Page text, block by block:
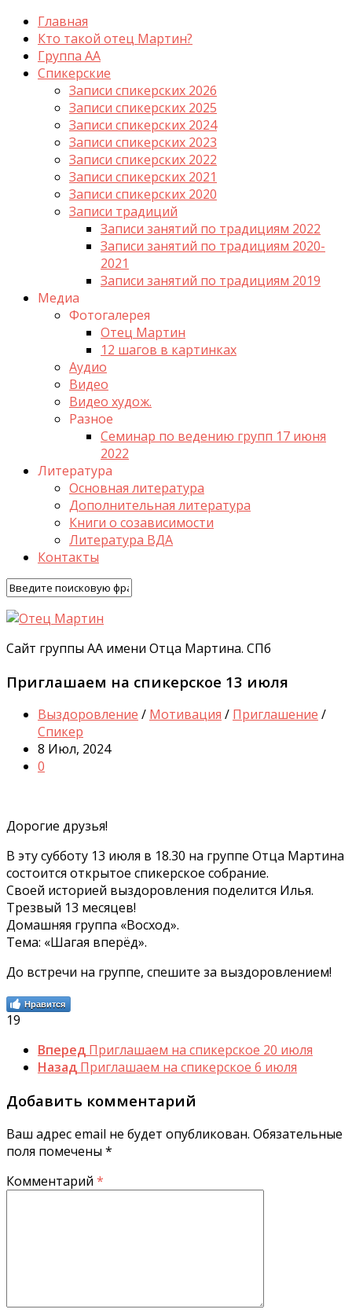
Главная
Кто такой отец Мартин?
Группа АА
Спикерские
Записи спикерских 2026
Записи спикерских 2025
Записи спикерских 2024
Записи спикерских 2023
Записи спикерских 2022
Записи спикерских 2021
Записи спикерских 2020
Записи традиций
Записи занятий по традициям 2022
Записи занятий по традициям 2020-
2021
Записи занятий по традициям 2019
Медиа
Фотогалерея
Отец Мартин
12 шагов в картинках
Аудио
Видео
Видео худож.
Разное
Семинар по ведению групп 17 июня
2022
Литература
Основная литература
Дополнительная литература
Книги о созависимости
Литература ВДА
Контакты
Сайт группы АА имени Отца Мартина. СПб
Приглашаем на спикерское 13 июля
Выздоровление / Мотивация / Приглашение /
Спикер
8 Июл, 2024
0
Дорогие друзья!
В эту субботу 13 июля в 18.30 на группе Отца Мартина
состоится открытое спикерское собрание.
Своей историей выздоровления поделится Илья.
Трезвый 13 месяцев!
Домашняя группа «Восход».
Тема: «Шагая вперёд».
До встречи на группе, спешите за выздоровлением!
Нравится
19
Вперед Приглашаем на спикерское 20 июля
Назад Приглашаем на спикерское 6 июля
Добавить комментарий
Ваш адрес email не будет опубликован. Обязательные
поля помечены *
Комментарий *